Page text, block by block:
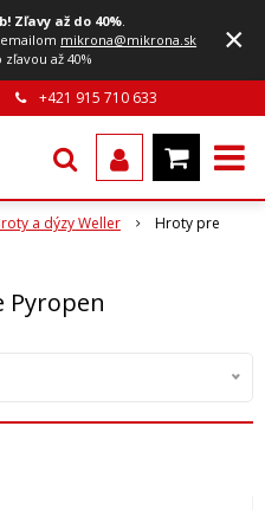
Zľavy až do 40%.
mikrona@mikrona.sk
až 40%
×
+421 915 710 633
a dýzy Weller
Hroty pre
Pyropen